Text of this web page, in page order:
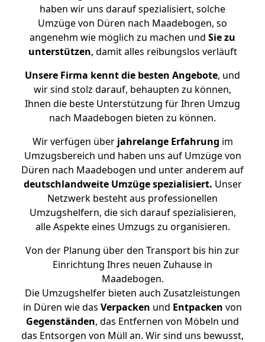
haben wir uns darauf spezialisiert, solche
Umzüge von Düren nach Maadebogen, so
angenehm wie möglich zu machen und Sie zu
unterstützen, damit alles reibungslos verläuft
Unsere Firma kennt die besten Angebote, und
wir sind stolz darauf, behaupten zu können,
Ihnen die beste Unterstützung für Ihren Umzug
nach Maadebogen bieten zu können.
Wir verfügen überjahrelange Erfahrung im
Umzugsbereich und haben uns auf Umzüge von
Düren nach Maadebogen und unter anderem auf
deutschlandweite Umzüge spezialisiert. Unser
Netzwerk besteht aus professionellen
Umzugshelfern, die sich darauf spezialisieren,
alle Aspekte eines Umzugs zu organisieren.
Von der Planung über den Transport bis hin zur
Einrichtung Ihres neuen Zuhause in
Maadebogen.
Die Umzugshelfer bieten auch Zusatzleistungen
in Düren wie das Verpacken und Entpacken von
Gegenständen, das Entfernen von Möbeln und
das Entsorgen von Müll an. Wir sind uns bewusst,